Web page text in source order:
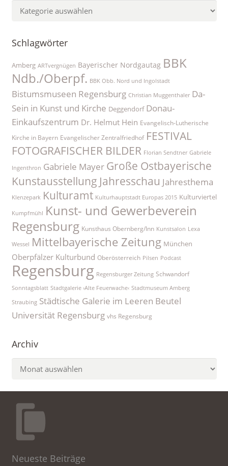
Kategorien
Schlagwörter
Amberg ARTvergnügen Bayerischer Nordgautag BBK
Ndb./Oberpf. BBK Obb. Nord und Ingolstadt
Bistumsmuseen Regensburg Christian Muggenthaler Da-
Sein in Kunst und Kirche Deggendorf Donau-
Einkaufszentrum Dr. Helmut Hein Evangelisch-Lutherische
Kirche in Bayern Evangelischer Zentralfriedhof FESTIVAL
FOTOGRAFISCHER BILDER Florian Sendtner Gabriele
Ingenthron Gabriele Mayer Große Ostbayerische
Kunstausstellung Jahresschau Jahresthema
Klenzepark Kulturamt Kulturhauptstadt Europas 2015 Kulturviertel
Kumpfmühl Kunst- und Gewerbeverein
Regensburg Kunsthaus Obernberg/Inn Kunstsalon Lexa
Wessel Mittelbayerische Zeitung München
Oberpfälzer Kulturbund Oberösterreich Pilsen Podcast
Regensburg Regensburger Zeitung Schwandorf
Sonntagsblatt Stadtgalerie ›Alte Feuerwache‹ Stadtmuseum Amberg
Straubing Städtische Galerie im Leeren Beutel
Universität Regensburg vhs Regensburg
Archiv
Archiv
Neueste Beiträge